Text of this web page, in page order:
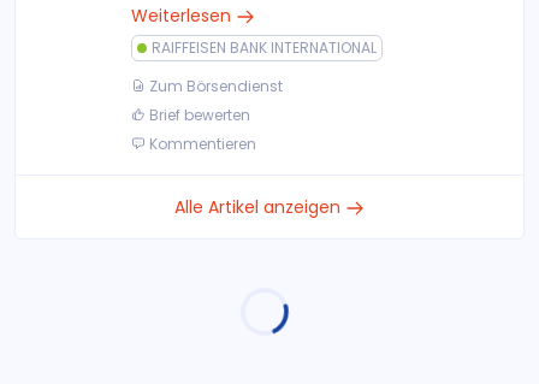
Weiterlesen
RAIFFEISEN BANK INTERNATIONAL
Zum Börsendienst
Brief bewerten
Kommentieren
Alle Artikel anzeigen